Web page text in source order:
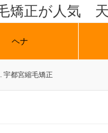
正が人気
ヘナ
宇都宮縮毛矯正